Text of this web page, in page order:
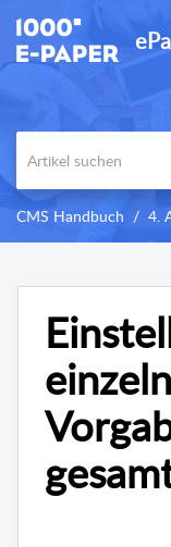
CMS Handbuch 4.